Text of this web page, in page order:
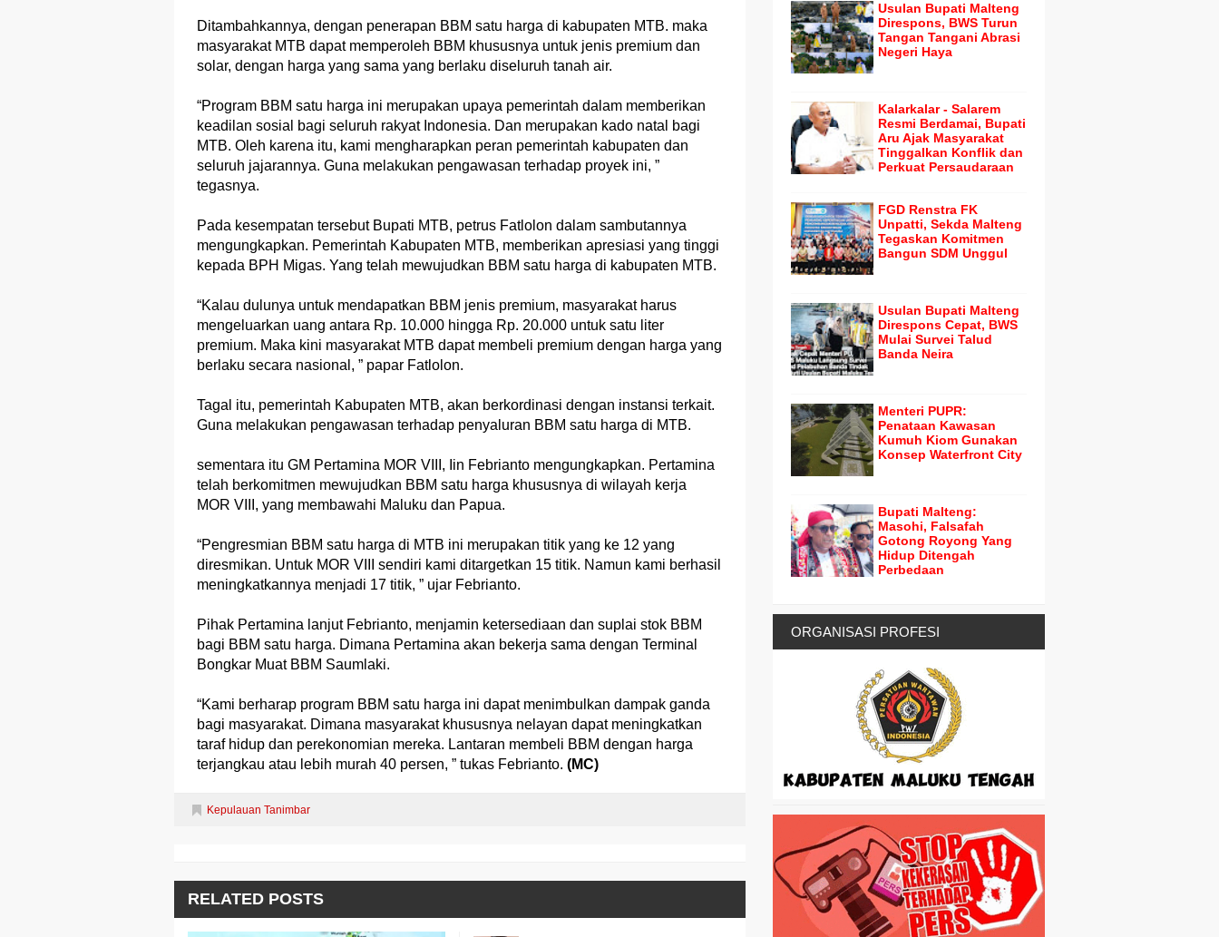
Ditambahkannya, dengan penerapan BBM satu harga di kabupaten MTB. maka
masyarakat MTB dapat memperoleh BBM khususnya untuk jenis premium dan
solar, dengan harga yang sama yang berlaku diseluruh tanah air.
“Program BBM satu harga ini merupakan upaya pemerintah dalam memberikan
keadilan sosial bagi seluruh rakyat Indonesia. Dan merupakan kado natal bagi
MTB. Oleh karena itu, kami mengharapkan peran pemerintah kabupaten dan
seluruh jajarannya. Guna melakukan pengawasan terhadap proyek ini, ”
tegasnya.
Pada kesempatan tersebut Bupati MTB, petrus Fatlolon dalam sambutannya
mengungkapkan. Pemerintah Kabupaten MTB, memberikan apresiasi yang tinggi
kepada BPH Migas. Yang telah mewujudkan BBM satu harga di kabupaten MTB.
“Kalau dulunya untuk mendapatkan BBM jenis premium, masyarakat harus
mengeluarkan uang antara Rp. 10.000 hingga Rp. 20.000 untuk satu liter
premium. Maka kini masyarakat MTB dapat membeli premium dengan harga yang
berlaku secara nasional, ” papar Fatlolon.
Tagal itu, pemerintah Kabupaten MTB, akan berkordinasi dengan instansi terkait.
Guna melakukan pengawasan terhadap penyaluran BBM satu harga di MTB.
sementara itu GM Pertamina MOR VIII, Iin Febrianto mengungkapkan. Pertamina
telah berkomitmen mewujudkan BBM satu harga khususnya di wilayah kerja
MOR VIII, yang membawahi Maluku dan Papua.
“Pengresmian BBM satu harga di MTB ini merupakan titik yang ke 12 yang
diresmikan. Untuk MOR VIII sendiri kami ditargetkan 15 titik. Namun kami berhasil
meningkatkannya menjadi 17 titik, ” ujar Febrianto.
Pihak Pertamina lanjut Febrianto, menjamin ketersediaan dan suplai stok BBM
bagi BBM satu harga. Dimana Pertamina akan bekerja sama dengan Terminal
Bongkar Muat BBM Saumlaki.
“Kami berharap program BBM satu harga ini dapat menimbulkan dampak ganda
bagi masyarakat. Dimana masyarakat khususnya nelayan dapat meningkatkan
taraf hidup dan perekonomian mereka. Lantaran membeli BBM dengan harga
terjangkau atau lebih murah 40 persen, ” tukas Febrianto. (MC)
Kepulauan Tanimbar
RELATED POSTS
Usulan Bupati Malteng
Direspons, BWS Turun
Tangan Tangani Abrasi
Negeri Haya
Kalarkalar - Salarem
Resmi Berdamai, Bupati
Aru Ajak Masyarakat
Tinggalkan Konflik dan
Perkuat Persaudaraan
FGD Renstra FK
Unpatti, Sekda Malteng
Tegaskan Komitmen
Bangun SDM Unggul
Usulan Bupati Malteng
Direspons Cepat, BWS
Mulai Survei Talud
Banda Neira
Menteri PUPR:
Penataan Kawasan
Kumuh Kiom Gunakan
Konsep Waterfront City
Bupati Malteng:
Masohi, Falsafah
Gotong Royong Yang
Hidup Ditengah
Perbedaan
ORGANISASI PROFESI